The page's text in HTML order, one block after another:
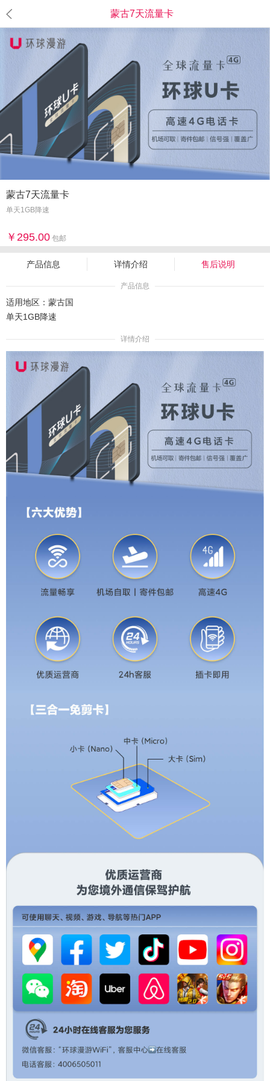
蒙古7天流量卡
蒙古7天流量卡
单天1GB降速
295.00 包邮
产品信息 详情介绍 售后说明
产品信息
适用地区：蒙古国
单天1GB降速
详情介绍